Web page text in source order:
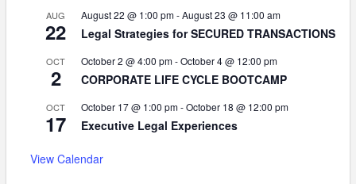
AUG
22
August 22 @ 1:00 pm-August 23 @ 11:00 am
Legal Strategies for SECURED TRANSACTIONS
OCT
2
October 2 @ 4:00 pm-October 4 @ 12:00 pm
CORPORATE LIFE CYCLE BOOTCAMP
OCT
17
October 17 @ 1:00 pm-October 18 @ 12:00 pm
Executive Legal Experiences
View Calendar